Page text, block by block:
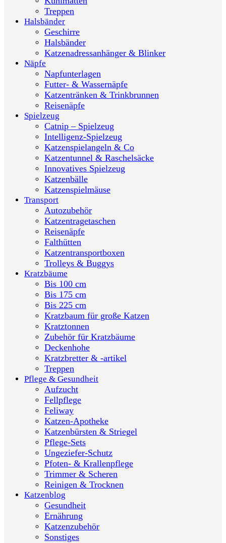
Treppen
Halsbänder
Geschirre
Halsbänder
Katzenadressanhänger & Blinker
Näpfe
Napfunterlagen
Futter- & Wassernäpfe
Katzentränken & Trinkbrunnen
Reisenäpfe
Spielzeug
Catnip – Spielzeug
Intelligenz-Spielzeug
Katzenspielangeln & Co
Katzentunnel & Raschelsäcke
Innovatives Spielzeug
Katzenbälle
Katzenspielmäuse
Transport
Autozubehör
Katzentragetaschen
Reisenäpfe
Falthütten
Katzentransportboxen
Trolleys & Buggys
Kratzbäume
Bis 100 cm
Bis 175 cm
Bis 225 cm
Kratzbaum für große Katzen
Kratztonnen
Zubehör für Kratzbäume
Deckenhohe
Kratzbretter & -artikel
Treppen
Pflege & Gesundheit
Aufzucht
Fellpflege
Feliway
Katzen-Apotheke
Katzenbürsten & Striegel
Pflege-Sets
Ungeziefer-Schutz
Pfoten- & Krallenpflege
Trimmer & Scheren
Reinigen & Trocknen
Katzenblog
Gesundheit
Ernährung
Katzenzubehör
Sonstiges